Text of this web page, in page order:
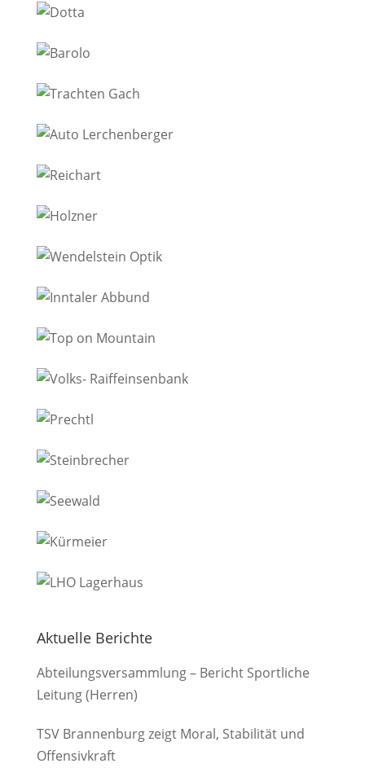
Aktuelle Berichte
Abteilungsversammlung – Bericht Sportliche
Leitung (Herren)
TSV Brannenburg zeigt Moral, Stabilität und
Offensivkraft